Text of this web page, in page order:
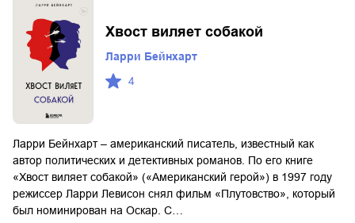
Хвост виляет собакой
Ларри Бейнхарт
4
Ларри Бейнхарт – американский писатель, известный как
автор политических и детективных романов. По его книге
«Хвост виляет собакой» («Американский герой») в 1997 году
режиссер Ларри Левисон снял фильм «Плутовство», который
был номинирован на Оскар. С…